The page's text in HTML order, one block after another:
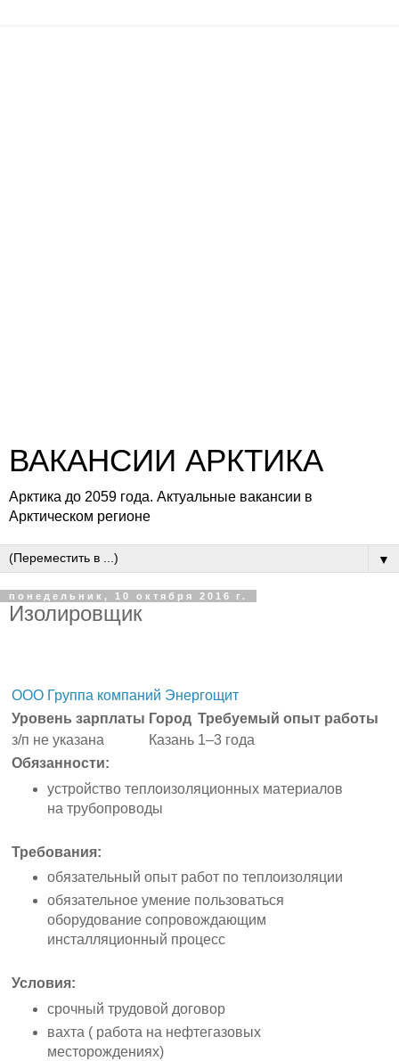
ВАКАНСИИ АРКТИКА
Арктика до 2059 года. Актуальные вакансии в
Арктическом регионе
▼
понедельник, 10 октября 2016 г.
Изолировщик
ООО Группа компаний Энергощит
Уровень зарплаты Город Требуемый опыт работы
з/п не указана
Казань 1–3 года
Обязанности:
устройство теплоизоляционных материалов
на трубопроводы
Требования:
обязательный опыт работ по теплоизоляции
обязательное умение пользоваться
оборудование сопровождающим
инсталляционный процесс
Условия:
срочный трудовой договор
вахта ( работа на нефтегазовых
месторождениях)